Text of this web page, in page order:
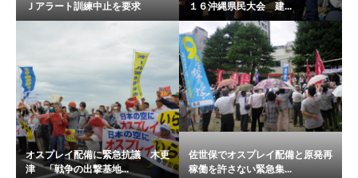
Ｊアラート訓練中止を要求
１６沖縄県民大会 建...
オスプレイ配備に緊急抗議 木更
津 「戦争の出撃基地...
佐世保でオスプレイ配備と原発再
稼働を許さない緊急集...